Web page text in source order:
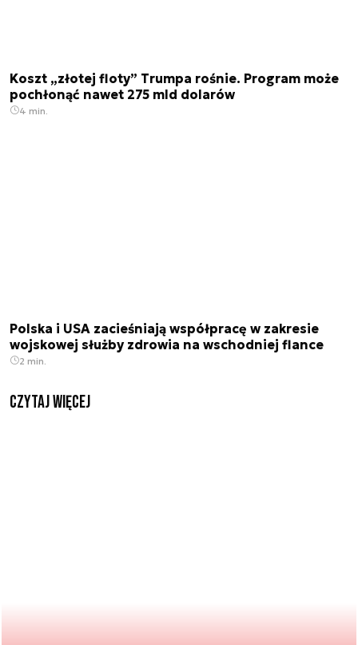
Koszt „złotej floty” Trumpa rośnie. Program może
pochłonąć nawet 275 mld dolarów
4 min.
Polska i USA zacieśniają współpracę w zakresie
wojskowej służby zdrowia na wschodniej flance
2 min.
czytaj więcej